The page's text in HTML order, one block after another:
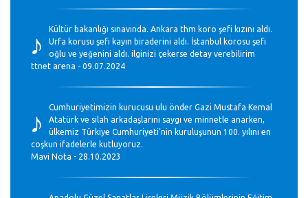
♪
Kültür bakanlığı sınavında. Ankara thm koro şefi kızını aldı.
Urfa korusu şefi kayın biraderini aldı. İstanbul korosu şefi
oğlu ve yeğenini aldı. ilginizi çekerse detay verebilirim
ttnet arena - 09.07.2024
♪
Cumhuriyetimizin kurucusu ulu önder Gazi Mustafa Kemal
Atatürk ve silah arkadaşlarını saygı ve minnetle anarken,
ülkemiz Türkiye Cumhuriyeti’nin kuruluşunun 100. yılını en
coşkun ifadelerle kutluyoruz.
Mavi Nota - 28.10.2023